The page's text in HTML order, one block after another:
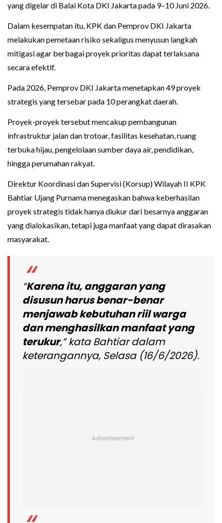
yang digelar di Balai Kota DKI Jakarta pada 9–10 Juni 2026.
Dalam kesempatan itu, KPK dan Pemprov DKI Jakarta
melakukan pemetaan risiko sekaligus menyusun langkah
mitigasi agar berbagai proyek prioritas dapat terlaksana
secara efektif.
Pada 2026, Pemprov DKI Jakarta menetapkan 49 proyek
strategis yang tersebar pada 10 perangkat daerah.
Proyek-proyek tersebut mencakup pembangunan
infrastruktur jalan dan trotoar, fasilitas kesehatan, ruang
terbuka hijau, pengelolaan sumber daya air, pendidikan,
hingga perumahan rakyat.
Direktur Koordinasi dan Supervisi (Korsup) Wilayah II KPK
Bahtiar Ujang Purnama menegaskan bahwa keberhasilan
proyek strategis tidak hanya diukur dari besarnya anggaran
yang dialokasikan, tetapi juga manfaat yang dapat dirasakan
masyarakat.
“Karena itu, anggaran yang
disusun harus benar-benar
menjawab kebutuhan riil warga
dan menghasilkan manfaat yang
terukur,” kata Bahtiar dalam
keterangannya, Selasa (16/6/2026).